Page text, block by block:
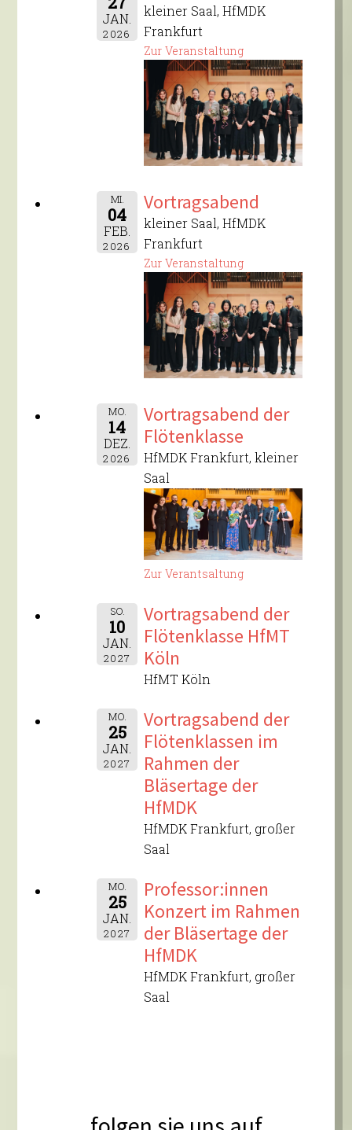
JAN.
2026
kleiner Saal, HfMDK
Frankfurt
Zur Veranstaltung
MI.
04
FEB.
2026
Vortragsabend
kleiner Saal, HfMDK
Frankfurt
Zur Veranstaltung
MO.
14
DEZ.
2026
Vortragsabend der
Flötenklasse
HfMDK Frankfurt, kleiner
Saal
Zur Verantsaltung
SO.
10
JAN.
2027
Vortragsabend der
Flötenklasse HfMT
Köln
HfMT Köln
MO.
25
JAN.
2027
Vortragsabend der
Flötenklassen im
Rahmen der
Bläsertage der
HfMDK
HfMDK Frankfurt, großer
Saal
MO.
25
JAN.
2027
Professor:innen
Konzert im Rahmen
der Bläsertage der
HfMDK
HfMDK Frankfurt, großer
Saal